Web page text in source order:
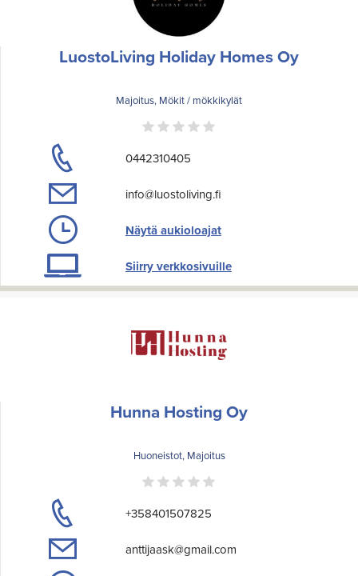
LuostoLiving Holiday Homes Oy
Majoitus, Mökit / mökkikylät
0442310405
info@luostoliving.fi
Näytä aukioloajat
Siirry verkkosivuille
Hunna Hosting Oy
Huoneistot, Majoitus
+358401507825
anttijaask@gmail.com